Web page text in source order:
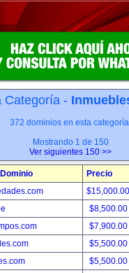
Categoría -
372 dominios en esta
Mostrando 1 de 150
Ver siguientes 150 >>
Precio
$15,000.00
$8,500.00
$7,900.00
$5,500.00
$5,500.00